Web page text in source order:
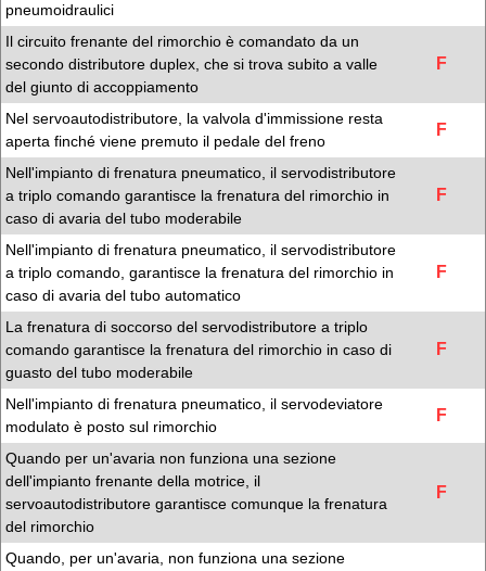
pneumoidraulici
Il circuito frenante del rimorchio è comandato da un
secondo distributore duplex, che si trova subito a valle
del giunto di accoppiamento
F
Nel servoautodistributore, la valvola d'immissione resta
aperta finché viene premuto il pedale del freno
F
Nell'impianto di frenatura pneumatico, il servodistributore
a triplo comando garantisce la frenatura del rimorchio in
caso di avaria del tubo moderabile
F
Nell'impianto di frenatura pneumatico, il servodistributore
a triplo comando, garantisce la frenatura del rimorchio in
caso di avaria del tubo automatico
F
La frenatura di soccorso del servodistributore a triplo
comando garantisce la frenatura del rimorchio in caso di
guasto del tubo moderabile
F
Nell'impianto di frenatura pneumatico, il servodeviatore
modulato è posto sul rimorchio
F
Quando per un'avaria non funziona una sezione
dell'impianto frenante della motrice, il
servoautodistributore garantisce comunque la frenatura
del rimorchio
F
Quando, per un'avaria, non funziona una sezione